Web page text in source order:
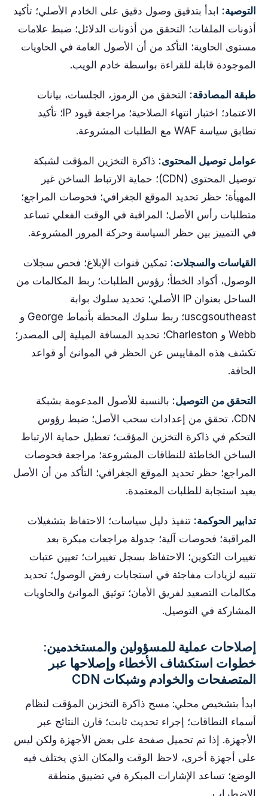
التوصية: ابدأ بتدقيق وصول دقيق على الخادم الأصلي؛ تأكيد
أذونات الملفات؛ التحقق من أذونات الدلائل؛ ضبط علامات
مستوى الحاوية؛ التأكد من أن الأصول العامة في الحاويات
الموجودة قابلة للقراءة بواسطة خادم الويب.
طبقة المصادقة: التحقق من الرموز، الجلسات، بيانات
الاعتماد؛ اختبار انتهاء الصلاحية؛ مراجعة قيود IP؛ تأكيد
تطابق سياسة WAF مع الطلبات المشروعة.
عوامل توصيل المحتوى: ذاكرة التخزين المؤقت لشبكة
توصيل المحتوى (CDN)؛ حماية الارتباط الساخن غير
المهيأة؛ حظر تحديد الموقع الجغرافي؛ فحوصات المراجع؛
متطلبات رأس الأصل؛ المراقبة في الوقت الفعلي تساعد
في التمييز بين حظر السياسة وحركة المرور المشروعة.
القياسات والسجلات: تمكين قنوات الإبلاغ؛ فحص سجلات
الوصول، أكواد الخطأ؛ رؤوس الطلبات؛ ربط المكالمات من
الساحل بعنوان IP الأصلي؛ تحديد سلوك بوابة
uscgsoutheast؛ ربط سلوك المحطة بأنماط George و
Webb و Charleston؛ تحديد المسافة الميلية إلى المصدر؛
تكشف هذه المقاييس عن الحظر في الموانئ أو قواعد
الحافة.
التحقق من التوصيل: بالنسبة للأصول المدعومة بشبكة
CDN، تحقق من إعدادات سحب الأصل؛ ضبط رؤوس
التحكم في ذاكرة التخزين المؤقت؛ تعطيل حماية الارتباط
الساخن الخاطئة للنطاقات المشروعة؛ مراجعة فحوصات
المراجع؛ حظر تحديد الموقع الجغرافي؛ التأكد من أن الأصل
يعيد استجابة للطلبات المعتمدة.
تدابير الحوكمة: تنفيذ دليل سياسات؛ الاحتفاظ بتشغيلات
المراقبة؛ فحوصات آلية؛ جدولة مراجعات مبكرة بعد
تغييرات التكوين؛ الاحتفاظ بسجل تغييرات؛ تعيين عتبات
تنبيه لزيادات مفاجئة في استجابات رفض الوصول؛ تحديد
مكالمات التصعيد لفريق الأمان؛ توثيق الموانئ والحاويات
المشاركة في التوصيل.
إصلاحات عملية للمسؤولين والمستخدمين:
خطوات استكشاف الأخطاء وإصلاحها عبر
المتصفحات والخوادم وشبكات CDN
ابدأ بتشخيص محلي: مسح ذاكرة التخزين المؤقت لنظام
أسماء النطاقات؛ إجراء تحديث ثابت؛ قارن النتائج عبر
الأجهزة. إذا تم تحميل صفحة على بعض الأجهزة ولكن ليس
على أجهزة أخرى، لاحظ الوقت والمكان الذي يختلف فيه
الوضع؛ تساعد الإشارات المبكرة في تضييق منطقة
الاضطراب.